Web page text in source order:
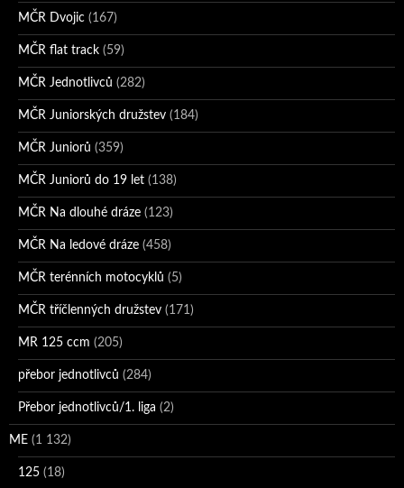
MČR Dvojic (167)
MČR flat track (59)
MČR Jednotlivců (282)
MČR Juniorských družstev (184)
MČR Juniorů (359)
MČR Juniorů do 19 let (138)
MČR Na dlouhé dráze (123)
MČR Na ledové dráze (458)
MČR terénních motocyklů (5)
MČR tříčlenných družstev (171)
MR 125 ccm (205)
přebor jednotlivců (284)
Přebor jednotlivců/1. liga (2)
ME (1 132)
125 (18)